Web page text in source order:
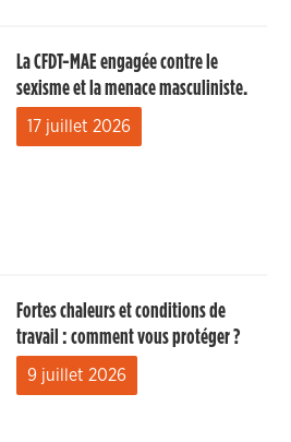
La CFDT-MAE engagée contre le
sexisme et la menace masculiniste.
17 juillet 2026
Fortes chaleurs et conditions de
travail : comment vous protéger ?
9 juillet 2026